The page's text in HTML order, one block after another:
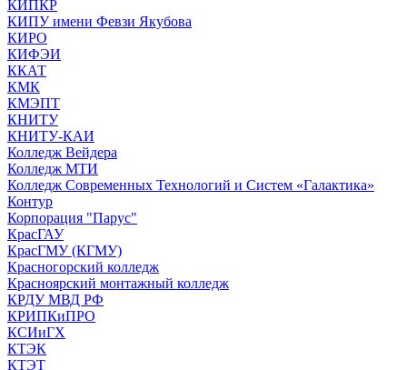
КИПКР
КИПУ имени Февзи Якубова
КИРО
КИФЭИ
ККАТ
КМК
КМЭПТ
КНИТУ
КНИТУ-КАИ
Колледж Вейдера
Колледж МТИ
Колледж Современных Технологий и Систем «Галактика»
Контур
Корпорация "Парус"
КрасГАУ
КрасГМУ (КГМУ)
Красногорский колледж
Красноярский монтажный колледж
КРДУ МВД РФ
КРИПКиПРО
КСИиГХ
КТЭК
КТЭТ